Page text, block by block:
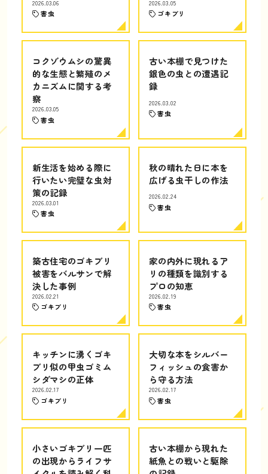
2026.03.06
害虫
2026.03.05
ゴキブリ
コクゾウムシの驚異
的な生態と繁殖のメ
カニズムに関する考
察
2026.03.05
害虫
古い本棚で見つけた
銀色の虫との遭遇記
録
2026.03.02
害虫
新生活を始める際に
行いたい完璧な虫対
策の記録
2026.03.01
害虫
秋の晴れた日に本を
広げる虫干しの作法
2026.02.24
害虫
築古住宅のゴキブリ
被害をバルサンで解
決した事例
2026.02.21
ゴキブリ
家の内外に現れるア
リの種類を識別する
プロの知恵
2026.02.19
害虫
キッチンに湧くゴキ
ブリ似の甲虫ゴミム
シダマシの正体
2026.02.17
ゴキブリ
大切な本をシルバー
フィッシュの食害か
ら守る方法
2026.02.17
害虫
小さいゴキブリ一匹
の出現からライフサ
古い本棚から現れた
紙魚との戦いと駆除